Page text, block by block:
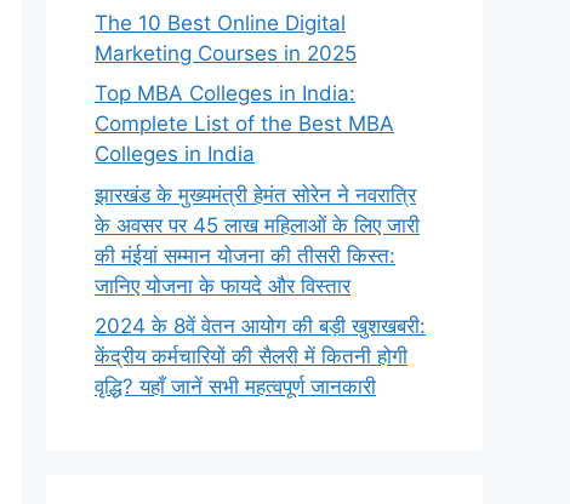
The 10 Best Online Digital
Marketing Courses in 2025
Top MBA Colleges in India:
Complete List of the Best MBA
Colleges in India
झारखंड के मुख्यमंत्री हेमंत सोरेन ने नवरात्रि
के अवसर पर 45 लाख महिलाओं के लिए जारी
की मंईयां सम्मान योजना की तीसरी किस्त:
जानिए योजना के फायदे और विस्तार
2024 के 8वें वेतन आयोग की बड़ी खुशखबरी:
केंद्रीय कर्मचारियों की सैलरी में कितनी होगी
वृद्धि? यहाँ जानें सभी महत्वपूर्ण जानकारी